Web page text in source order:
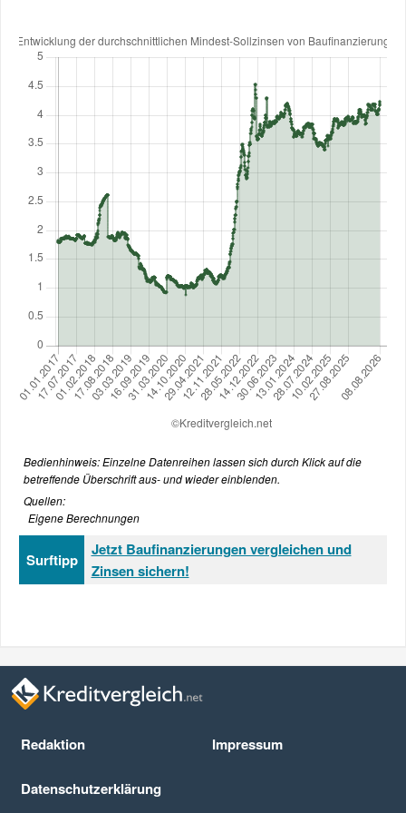
Bedienhinweis: Einzelne Datenreihen lassen sich durch Klick auf die
betreffende Überschrift aus- und wieder einblenden.
Quellen:
Eigene Berechnungen
Surftipp
Jetzt Baufinanzierungen vergleichen und
Zinsen sichern!
Redaktion Impressum
Datenschutz­erklärung